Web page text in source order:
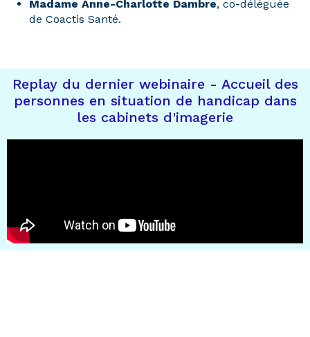
Madame Anne-Charlotte Dambre, co-déléguée
de Coactis Santé.
Replay du dernier webinaire - Accueil des
personnes en situation de handicap dans
les cabinets d'imagerie